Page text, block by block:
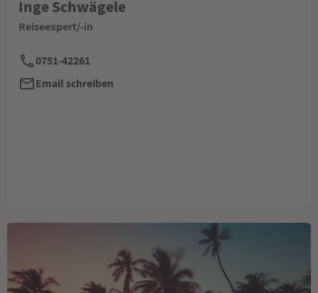
Inge Schwägele
Reiseexpert/-in
0751-42261
Email schreiben